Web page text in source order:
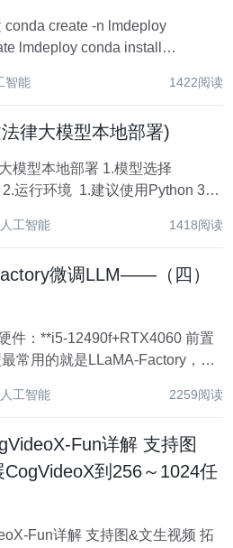
lmdeploy conda install
智能 1422阅读
律大模型本地部署)
地部署 1.模型选择
人工智能 1418阅读
微调LLM——（四）
人工智能 2259阅读
Fun详解 支持图
到256～1024任
Fun详解 支持图&文生视频 拓